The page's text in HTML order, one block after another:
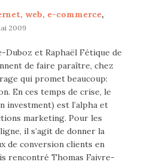
web, e-commerce,
2009
Duboz et Raphaël Fétique de
de faire paraître, chez
qui promet beaucoup:
En ces temps de crise, le
investment) est l’alpha et
marketing. Pour les
il s’agit de donner la
de conversion clients en
rencontré Thomas Faivre-